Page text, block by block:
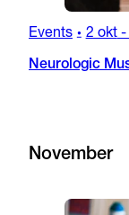
Events • 2 okt-
Neurologic
November